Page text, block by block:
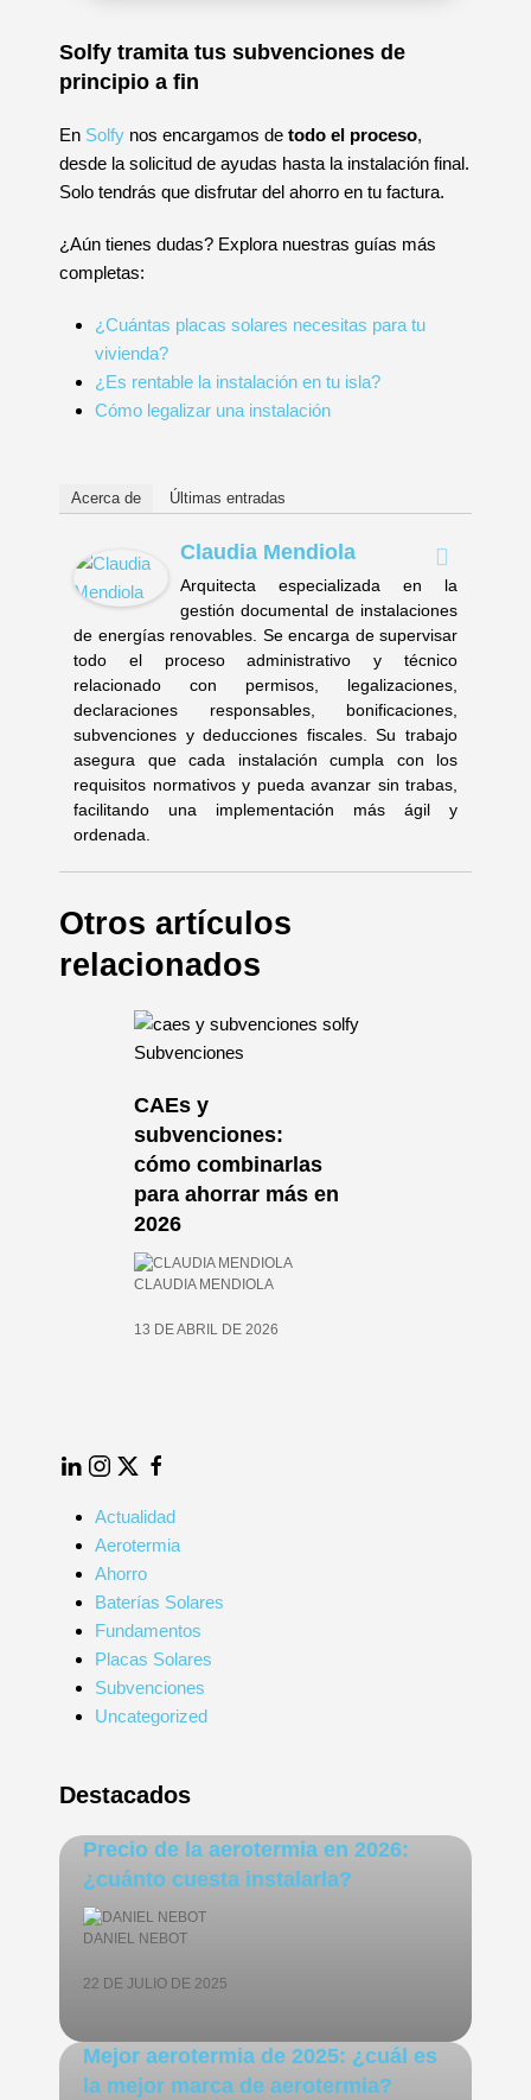
Solfy tramita tus subvenciones de
principio a fin
En Solfy nos encargamos de todo el proceso,
desde la solicitud de ayudas hasta la instalación final.
Solo tendrás que disfrutar del ahorro en tu factura.
¿Aún tienes dudas? Explora nuestras guías más
completas:
¿Cuántas placas solares necesitas para tu
vivienda?
¿Es rentable la instalación en tu isla?
Cómo legalizar una instalación
Acerca de Últimas entradas
Claudia Mendiola
Arquitecta especializada en la
gestión documental de instalaciones
de energías renovables. Se encarga de supervisar
todo el proceso administrativo y técnico
relacionado con permisos, legalizaciones,
declaraciones responsables, bonificaciones,
subvenciones y deducciones fiscales. Su trabajo
asegura que cada instalación cumpla con los
requisitos normativos y pueda avanzar sin trabas,
facilitando una implementación más ágil y
ordenada.
Otros artículos
relacionados
Subvenciones
CAEs y
subvenciones:
cómo combinarlas
para ahorrar más en
2026
CLAUDIA MENDIOLA
13 DE ABRIL DE 2026
LinkedInInstagram
TwitterFacebook
Actualidad
Aerotermia
Ahorro
Baterías Solares
Fundamentos
Placas Solares
Subvenciones
Uncategorized
Destacados
Precio de la aerotermia en 2026:
¿cuánto cuesta instalarla?
DANIEL NEBOT
22 DE JULIO DE 2025
Mejor aerotermia de 2025: ¿cuál es
la mejor marca de aerotermia?